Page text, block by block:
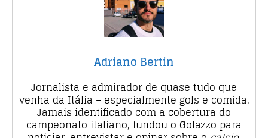
Adriano Bertin
Jornalista e admirador de quase tudo que
venha da Itália – especialmente gols e comida.
Jamais identificado com a cobertura do
campeonato italiano, fundou o Golazzo para